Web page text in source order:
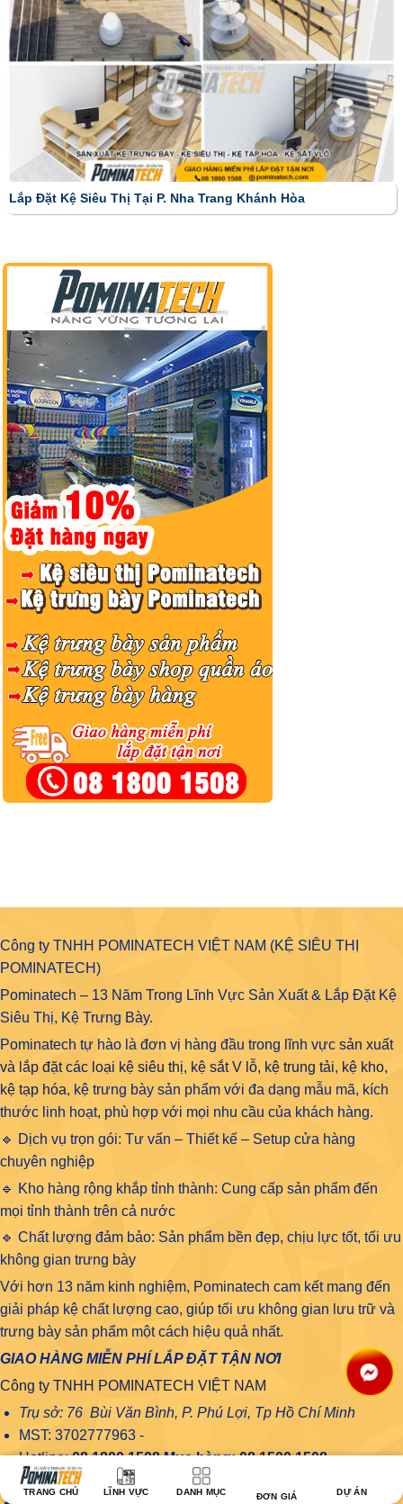
Lắp Đặt Kệ Siêu Thị Tại P. Nha Trang Khánh Hòa
Công ty TNHH POMINATECH VIỆT NAM (KỆ SIÊU THỊ
POMINATECH)
Pominatech – 13 Năm Trong Lĩnh Vực Sản Xuất & Lắp Đặt Kệ
Siêu Thị, Kệ Trưng Bày.
Pominatech tự hào là đơn vị hàng đầu trong lĩnh vực sản xuất
và lắp đặt các loại kệ siêu thị, kệ sắt V lỗ, kệ trung tải, kệ kho,
kệ tạp hóa, kệ trưng bày sản phẩm với đa dạng mẫu mã, kích
thước linh hoạt, phù hợp với mọi nhu cầu của khách hàng.
🔹 Dịch vụ trọn gói: Tư vấn – Thiết kế – Setup cửa hàng
chuyên nghiệp
🔹 Kho hàng rộng khắp tỉnh thành: Cung cấp sản phẩm đến
mọi tỉnh thành trên cả nước
🔹 Chất lượng đảm bảo: Sản phẩm bền đẹp, chịu lực tốt, tối ưu
không gian trưng bày
Với hơn 13 năm kinh nghiệm, Pominatech cam kết mang đến
giải pháp kệ chất lượng cao, giúp tối ưu không gian lưu trữ và
trưng bày sản phẩm một cách hiệu quả nhất.
GIAO HÀNG MIỄN PHÍ LẮP ĐẶT TẬN NƠI
Công ty TNHH POMINATECH VIỆT NAM
Trụ sở: 76 Bùi Văn Bình, P. Phú Lợi, Tp Hồ Chí Minh
MST: 3702777963 -
Hotline:08 1800 1508Mua hàng:08 1500 1508
Bảo hành - Khiếu nại:
08.1800.1908
TRANG CHỦ LĨNH VỰC DANH MỤC ĐƠN GIÁ DỰ ÁN